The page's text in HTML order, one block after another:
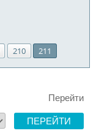
210 211
Перейти